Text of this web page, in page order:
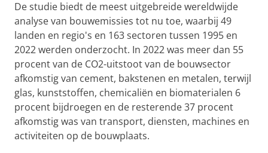
De studie biedt de meest uitgebreide wereldwijde
analyse van bouwemissies tot nu toe, waarbij 49
landen en regio's en 163 sectoren tussen 1995 en
2022 werden onderzocht. In 2022 was meer dan 55
procent van de CO2-uitstoot van de bouwsector
afkomstig van cement, bakstenen en metalen, terwijl
glas, kunststoffen, chemicaliën en biomaterialen 6
procent bijdroegen en de resterende 37 procent
afkomstig was van transport, diensten, machines en
activiteiten op de bouwplaats.